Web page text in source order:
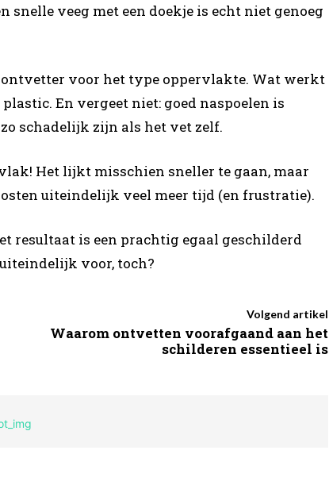
veeg met een doekje is echt niet genoeg
voor het type oppervlakte. Wat werkt
En vergeet niet: goed naspoelen is
schadelijk zijn als het vet zelf.
Het lijkt misschien sneller te gaan, maar
uiteindelijk veel meer tijd (en frustratie).
resultaat is een prachtig egaal geschilderd
voor, toch?
Volgend artikel
Waarom ontvetten voorafgaand aan het
schilderen essentieel is